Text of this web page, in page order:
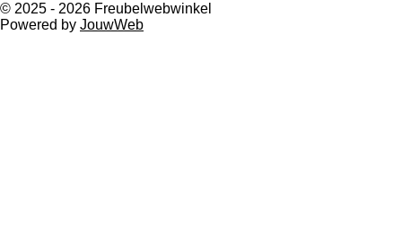
© 2025 - 2026 Freubelwebwinkel
Powered by JouwWeb